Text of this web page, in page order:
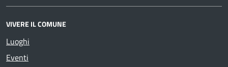
VIVERE IL COMUNE
Luoghi
Eventi